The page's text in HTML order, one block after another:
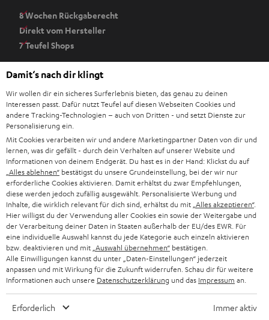
n
T
a
b
ö
n
e
n
8 Wochen Rückgaberecht
Direkt vom Hersteller
7 Teufel Shops
Audio-Lexikon
Wissen
Inside
Entertainment
Shop
Im neuen Tab öffnen
Kontakt
Newsletter
Netiquette
Daten-Einstellungen
Datenschutz
Impressum
Deutsch
English
Français
Nederlands
Damit‘s nach dir klingt
Wir wollen dir ein sicheres Surferlebnis bieten, das genau zu deinen
Interessen passt. Dafür nutzt Teufel auf diesen Webseiten Cookies und
andere Tracking-Technologien – auch von Dritten - und setzt Dienste zur
Personalisierung ein.
Mit Cookies verarbeiten wir und andere Marketingpartner Daten von dir und
lernen, was dir gefällt - durch dein Verhalten auf unserer Website und
Informationen von deinem Endgerät. Du hast es in der Hand: Klickst du auf
„Alles ablehnen“ bestätigst du unsere Grundeinstellung, bei der wir nur
erforderliche Cookies aktivieren. Damit erhältst du zwar Empfehlungen,
diese werden jedoch zufällig ausgewählt. Personalisierte Werbung und
Inhalte, die wirklich relevant für dich sind, erhältst du mit „Alles akzeptieren“.
Hier willigst du der Verwendung aller Cookies ein sowie der Weitergabe und
der Verarbeitung deiner Daten in Staaten außerhalb der EU/des EWR. Für
eine individuelle Auswahl kannst du jede Kategorie auch einzeln aktivieren
bzw. deaktivieren und mit „Auswahl übernehmen“ bestätigen.
Alle Einwilligungen kannst du unter „Daten-Einstellungen“ jederzeit
anpassen und mit Wirkung für die Zukunft widerrufen. Schau dir für weitere
Informationen auch unsere Datenschutzerklärung und das Impressum an.
Erforderlich Immer aktiv